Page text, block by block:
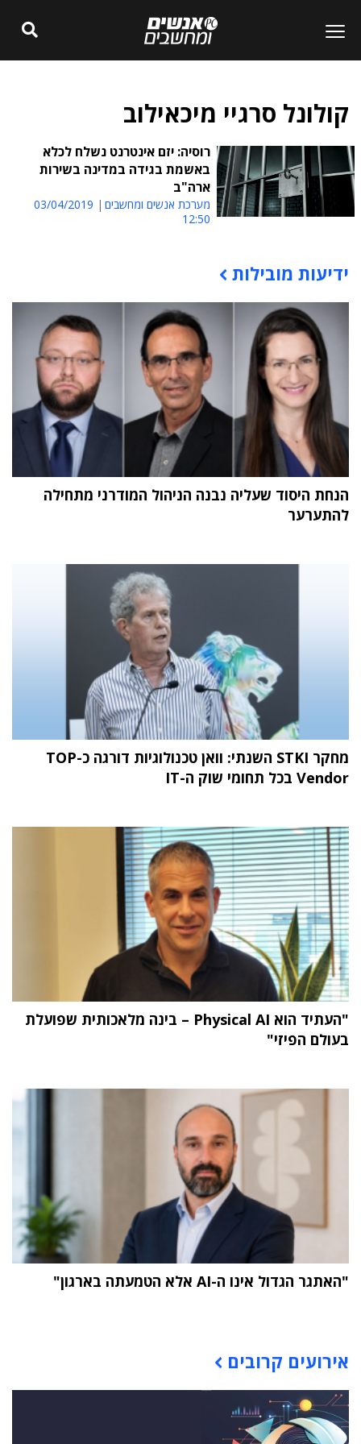
קולונל סרגיי מיכאילוב
רוסיה: יזם אינטרנט נשלח לכלא
באשמת בגידה במדינה בשירות
ארה"ב
מערכת אנשים ומחשבים
03/04/2019
12:50
תוכן פרסומי
ידיעות מובילות
הנחת היסוד שעליה נבנה הניהול המודרני מתחילה
להתערער
מחקר STKI השנתי: וואן טכנולוגיות דורגה כ-TOP
Vendor בכל תחומי שוק ה-IT
"העתיד הוא Physical AI – בינה מלאכותית שפועלת
בעולם הפיזי"
"האתגר הגדול אינו ה-AI אלא הטמעתה בארגון"
אירועים קרובים